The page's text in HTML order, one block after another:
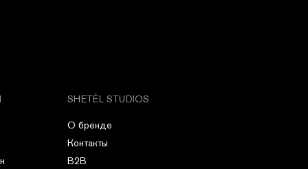
SHETÉL STUDIOS
О бренде
Контакты
B2B